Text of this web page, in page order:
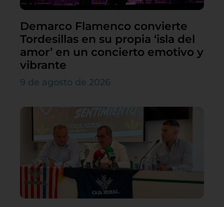
Demarco Flamenco convierte
Tordesillas en su propia ‘isla del
amor’ en un concierto emotivo y
vibrante
9 de agosto de 2026